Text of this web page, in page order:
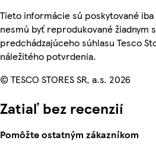
Tieto informácie sú poskytované
nesmú byť reprodukované žiadnym
predchádzajúceho súhlasu Tesco
náležitého potvrdenia.
© TESCO STORES SR, a.s. 2026
Zatiaľ bez recenzií
Pomôžte ostatným zákazníkom